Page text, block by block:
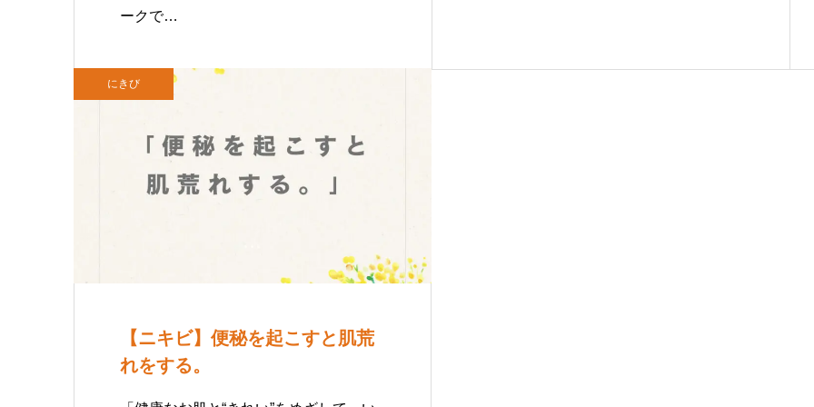
ークで…
にきび
【ニキビ】便秘を起こすと肌荒
れをする。